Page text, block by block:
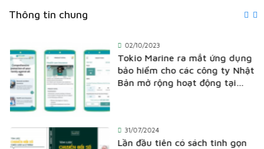
Thông tin chung
02/10/2023
Tokio Marine ra mắt ứng dụng
bảo hiểm cho các công ty Nhật
Bản mở rộng hoạt động tại
31/07/2024
Lần đầu tiên có sách tinh gọn